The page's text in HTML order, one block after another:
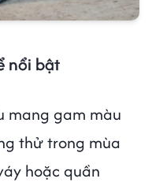
nổi bật
mang gam màu
thử trong mùa
hoặc quần